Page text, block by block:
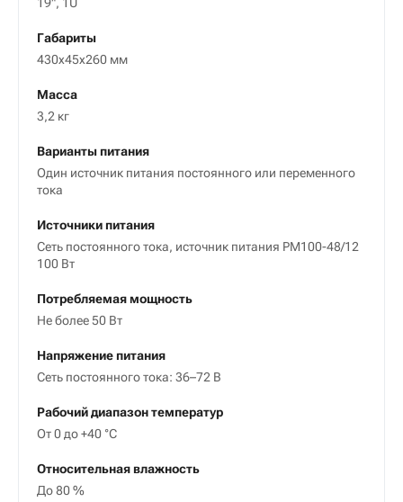
Габариты
430х45х260 мм
Масса
3,2 кг
Варианты питания
Один источник питания постоянного или переменного
тока
Источники питания
Сеть постоянного тока, источник питания PM100-48/12
100 Вт
Потребляемая мощность
Не более 50 Вт
Напряжение питания
Сеть постоянного тока: 36–72 В
Рабочий диапазон температур
От 0 до +40 °С
Относительная влажность
До 80 %